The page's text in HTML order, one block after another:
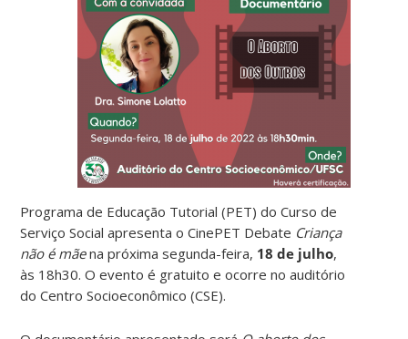
Programa de Educação Tutorial (PET) do Curso de
Serviço Social apresenta o CinePET Debate Criança
não é mãena próxima segunda-feira, 18 de julho,
às 18h30. O evento é gratuito e ocorre no auditório
do Centro Socioeconômico (CSE).